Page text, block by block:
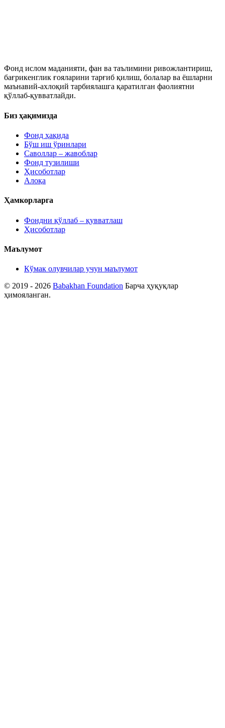
Фонд ислом маданияти, фан ва таълимини ривожлантириш,
бағрикенглик ғояларини тарғиб қилиш, болалар ва ёшларни
маънавий-ахлоқий тарбиялашга қаратилган фаолиятни
қўллаб-қувватлайди.
Биз ҳақимизда
Фонд ҳақида
Бўш иш ўринлари
Саволлар – жавоблар
Фонд тузилиши
Ҳисоботлар
Алоқа
Ҳамкорларга
Фондни қўллаб – қувватлаш
Ҳисоботлар
Маълумот
Кўмак олувчилар учун маълумот
© 2019 - 2026 Babakhan Foundation Барча ҳуқуқлар
ҳимояланган.